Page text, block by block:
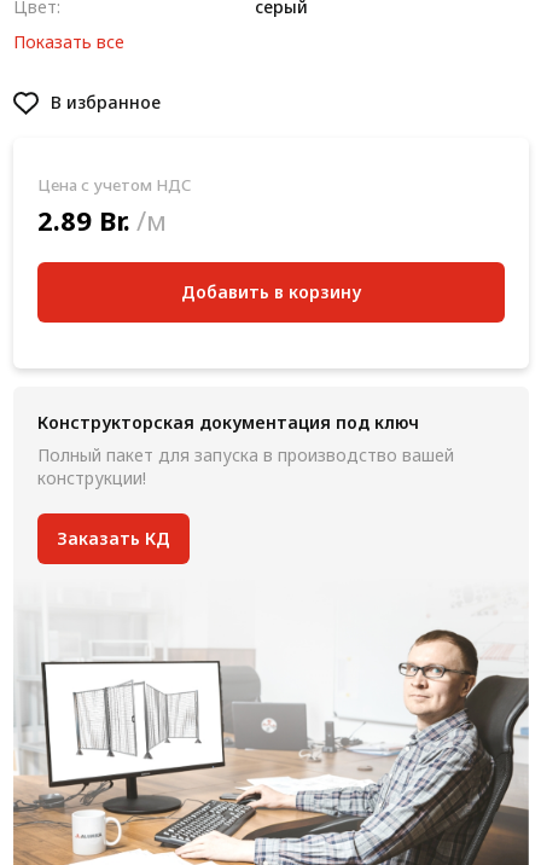
Цвет:
серый
Показать все
В избранное
Цена с учетом НДС
2.89 Br. /м
Добавить в корзину
Конструкторская документация под ключ
Полный пакет для запуска в производство вашей
конструкции!
Заказать КД